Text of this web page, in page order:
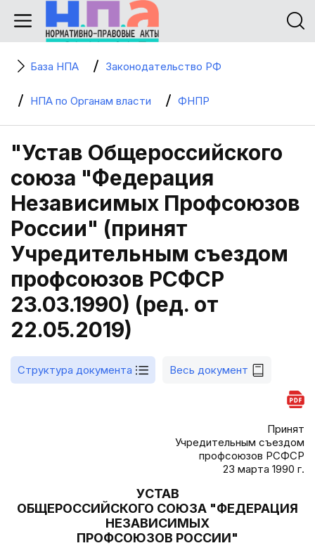
База НПА Законодательство РФ
НПА по Органам власти ФНПР
"Устав Общероссийского
союза "Федерация
Независимых Профсоюзов
России" (принят
Учредительным съездом
профсоюзов РСФСР
23.03.1990) (ред. от
22.05.2019)
Структура документа Весь документ
Принят
Учредительным съездом
профсоюзов РСФСР
23 марта 1990 г.
УСТАВ
ОБЩЕРОССИЙСКОГО СОЮЗА "ФЕДЕРАЦИЯ
НЕЗАВИСИМЫХ
ПРОФСОЮЗОВ РОССИИ"